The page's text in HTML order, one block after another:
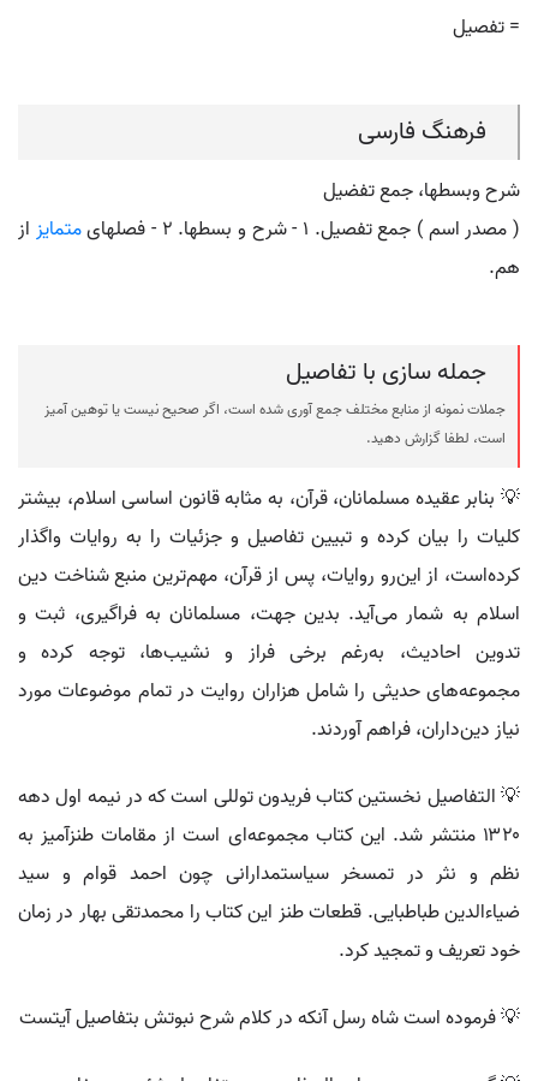
= تفصیل
فرهنگ فارسی
شرح وبسطها، جمع تفضیل
( مصدر اسم ) جمع تفصیل. ۱ - شرح و بسطها. ۲ - فصلهای
متمایز از
هم.
جمله سازی با تفاصیل
جملات نمونه از منابع مختلف جمع آوری شده است، اگر صحیح نیست یا توهین آمیز
است، لطفا گزارش دهید.
💡 بنابر عقیده مسلمانان، قرآن، به مثابه قانون اساسی اسلام، بیشتر
کلیات را بیان کرده و تبیین تفاصیل و جزئیات را به روایات واگذار
کرده‌است، از این‌رو روایات، پس از قرآن، مهم‌ترین منبع شناخت دین
اسلام به شمار می‌آید. بدین جهت، مسلمانان به فراگیری، ثبت و
تدوین احادیث، به‌رغم برخی فراز و نشیب‌ها، توجه کرده و
مجموعه‌های حدیثی را شامل هزاران روایت در تمام موضوعات مورد
نیاز دین‌داران، فراهم آوردند.
💡 التفاصیل نخستین کتاب فریدون توللی است که در نیمه اول دهه
۱۳۲۰ منتشر شد. این کتاب مجموعه‌ای است از مقامات طنزآمیز به
نظم و نثر در تمسخر سیاستمدارانی چون احمد قوام و سید
ضیاءالدین طباطبایی. قطعات طنز این کتاب را محمدتقی بهار در زمان
خود تعریف و تمجید کرد.
💡 فرموده است شاه رسل آنکه در کلام شرح نبوتش بتفاصیل آیتست